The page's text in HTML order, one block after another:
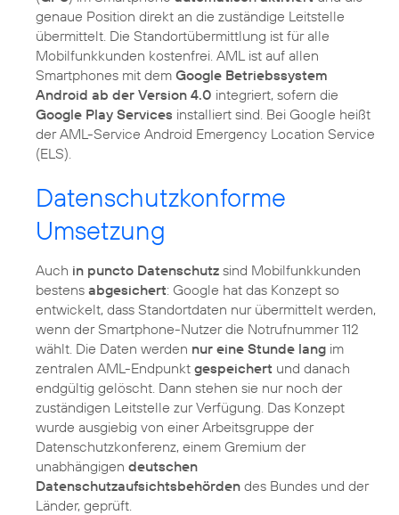
genaue Position direkt an die zuständige Leitstelle
übermittelt. Die Standortübermittlung ist für alle
Mobilfunkkunden kostenfrei. AML ist auf allen
Smartphones mit dem Google Betriebssystem
Android ab der Version 4.0 integriert, sofern die
Google Play Services installiert sind. Bei Google heißt
der AML-Service Android Emergency Location Service
(ELS).
Datenschutzkonforme
Umsetzung
Auch in puncto Datenschutz sind Mobilfunkkunden
bestens abgesichert: Google hat das Konzept so
entwickelt, dass Standortdaten nur übermittelt werden,
wenn der Smartphone-Nutzer die Notrufnummer 112
wählt. Die Daten werden nur eine Stunde lang im
zentralen AML-Endpunkt gespeichert und danach
endgültig gelöscht. Dann stehen sie nur noch der
zuständigen Leitstelle zur Verfügung. Das Konzept
wurde ausgiebig von einer Arbeitsgruppe der
Datenschutzkonferenz, einem Gremium der
unabhängigen deutschen
Datenschutzaufsichtsbehörden des Bundes und der
Länder, geprüft.